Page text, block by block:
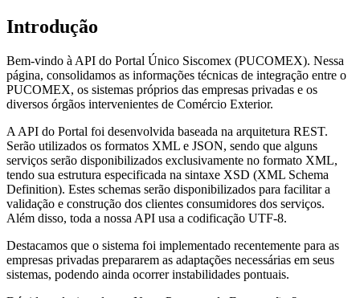
Introdução
Bem-vindo à API do Portal Único Siscomex (PUCOMEX). Nessa
página, consolidamos as informações técnicas de integração entre o
PUCOMEX, os sistemas próprios das empresas privadas e os
diversos órgãos intervenientes de Comércio Exterior.
A API do Portal foi desenvolvida baseada na arquitetura REST.
Serão utilizados os formatos XML e JSON, sendo que alguns
serviços serão disponibilizados exclusivamente no formato XML,
tendo sua estrutura especificada na sintaxe XSD (XML Schema
Definition). Estes schemas serão disponibilizados para facilitar a
validação e construção dos clientes consumidores dos serviços.
Além disso, toda a nossa API usa a codificação UTF-8.
Destacamos que o sistema foi implementado recentemente para as
empresas privadas prepararem as adaptações necessárias em seus
sistemas, podendo ainda ocorrer instabilidades pontuais.